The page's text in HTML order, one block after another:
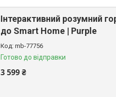
Інтерактивний розумний
до Smart Home | Purple
mb-77756
Готово до відправки
3 599 ₴